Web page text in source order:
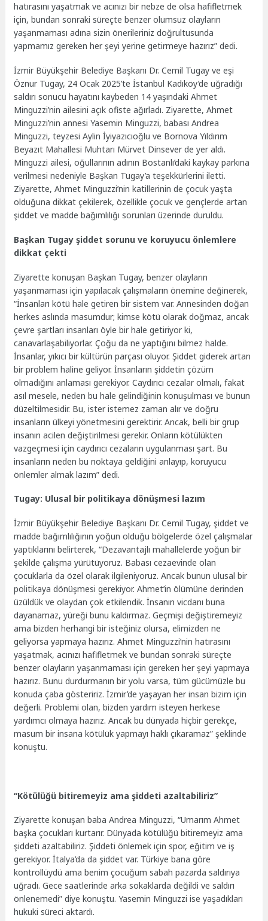
hatırasını yaşatmak ve acınızı bir nebze de olsa hafifletmek
için, bundan sonraki süreçte benzer olumsuz olayların
yaşanmaması adına sizin önerileriniz doğrultusunda
yapmamız gereken her şeyi yerine getirmeye hazırız” dedi.
İzmir Büyükşehir Belediye Başkanı Dr. Cemil Tugay ve eşi
Öznur Tugay, 24 Ocak 2025’te İstanbul Kadıköy’de uğradığı
saldırı sonucu hayatını kaybeden 14 yaşındaki Ahmet
Minguzzi’nin ailesini açık ofiste ağırladı. Ziyarette, Ahmet
Minguzzi’nin annesi Yasemin Minguzzi, babası Andrea
Minguzzi, teyzesi Aylin İyiyazıcıoğlu ve Bornova Yıldırım
Beyazıt Mahallesi Muhtarı Mürvet Dinsever de yer aldı.
Minguzzi ailesi, oğullarının adının Bostanlı’daki kaykay parkına
verilmesi nedeniyle Başkan Tugay’a teşekkürlerini iletti.
Ziyarette, Ahmet Minguzzi’nin katillerinin de çocuk yaşta
olduğuna dikkat çekilerek, özellikle çocuk ve gençlerde artan
şiddet ve madde bağımlılığı sorunları üzerinde duruldu.
Başkan Tugay şiddet sorunu ve koruyucu önlemlere
dikkat çekti
Ziyarette konuşan Başkan Tugay, benzer olayların
yaşanmaması için yapılacak çalışmaların önemine değinerek,
“İnsanları kötü hale getiren bir sistem var. Annesinden doğan
herkes aslında masumdur; kimse kötü olarak doğmaz, ancak
çevre şartları insanları öyle bir hale getiriyor ki,
canavarlaşabiliyorlar. Çoğu da ne yaptığını bilmez halde.
İnsanlar, yıkıcı bir kültürün parçası oluyor. Şiddet giderek artan
bir problem haline geliyor. İnsanların şiddetin çözüm
olmadığını anlaması gerekiyor. Caydırıcı cezalar olmalı, fakat
asıl mesele, neden bu hale gelindiğinin konuşulması ve bunun
düzeltilmesidir. Bu, ister istemez zaman alır ve doğru
insanların ülkeyi yönetmesini gerektirir. Ancak, belli bir grup
insanın acilen değiştirilmesi gerekir. Onların kötülükten
vazgeçmesi için caydırıcı cezaların uygulanması şart. Bu
insanların neden bu noktaya geldiğini anlayıp, koruyucu
önlemler almak lazım” dedi.
Tugay: Ulusal bir politikaya dönüşmesi lazım
İzmir Büyükşehir Belediye Başkanı Dr. Cemil Tugay, şiddet ve
madde bağımlılığının yoğun olduğu bölgelerde özel çalışmalar
yaptıklarını belirterek, “Dezavantajlı mahallelerde yoğun bir
şekilde çalışma yürütüyoruz. Babası cezaevinde olan
çocuklarla da özel olarak ilgileniyoruz. Ancak bunun ulusal bir
politikaya dönüşmesi gerekiyor. Ahmet’in ölümüne derinden
üzüldük ve olaydan çok etkilendik. İnsanın vicdanı buna
dayanamaz, yüreği bunu kaldırmaz. Geçmişi değiştiremeyiz
ama bizden herhangi bir isteğiniz olursa, elimizden ne
geliyorsa yapmaya hazırız. Ahmet Minguzzi’nin hatırasını
yaşatmak, acınızı hafifletmek ve bundan sonraki süreçte
benzer olayların yaşanmaması için gereken her şeyi yapmaya
hazırız. Bunu durdurmanın bir yolu varsa, tüm gücümüzle bu
konuda çaba gösteririz. İzmir’de yaşayan her insan bizim için
değerli. Problemi olan, bizden yardım isteyen herkese
yardımcı olmaya hazırız. Ancak bu dünyada hiçbir gerekçe,
masum bir insana kötülük yapmayı haklı çıkaramaz” şeklinde
konuştu.
“Kötülüğü bitiremeyiz ama şiddeti azaltabiliriz”
Ziyarette konuşan baba Andrea Minguzzi, “Umarım Ahmet
başka çocukları kurtarır. Dünyada kötülüğü bitiremeyiz ama
şiddeti azaltabiliriz. Şiddeti önlemek için spor, eğitim ve iş
gerekiyor. İtalya’da da şiddet var. Türkiye bana göre
kontrollüydü ama benim çocuğum sabah pazarda saldırıya
uğradı. Gece saatlerinde arka sokaklarda değildi ve saldırı
önlenemedi” diye konuştu. Yasemin Minguzzi ise yaşadıkları
hukuki süreci aktardı.